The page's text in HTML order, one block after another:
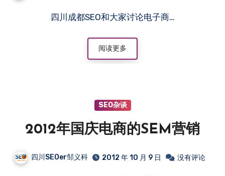
四川成都SEO和大家讨论电子商…
阅读更多
SEO杂谈
2012年国庆电商的SEM营销
四川SEOer邹义科 2012 年 10 月 9 日 没有评论